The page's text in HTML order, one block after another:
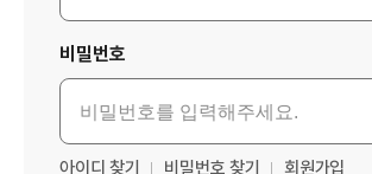
비밀번호
아이디 찾기 비밀번호 찾기 회원가입